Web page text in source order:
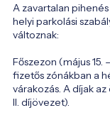
A zavartalan
helyi parkolási
változnak:
Főszezon (május 15.
fizetős zónákban a
várakozás. A díjak
II. díjövezet).